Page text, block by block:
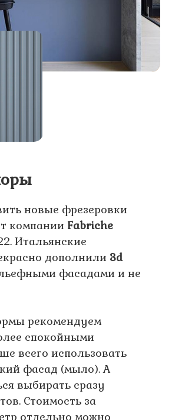
новые фрезеровки
компании Fabriche
Итальянские
дополнили 3d
фасадами и не
рекомендуем
спокойными
всего использовать
фасад (мыло). А
выбирать сразу
Стоимость за
отдельно можно